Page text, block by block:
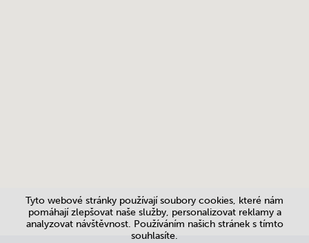
Tyto webové stránky používají soubory cookies, které nám
pomáhají zlepšovat naše služby, personalizovat reklamy a
analyzovat návštěvnost. Používáním našich stránek s tímto
souhlasíte.